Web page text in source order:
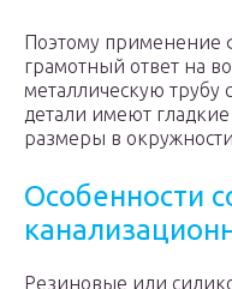
Поэтому применение
грамотный ответ на
металлическую трубу
детали имеют
размеры в
Особенности
Резиновые или